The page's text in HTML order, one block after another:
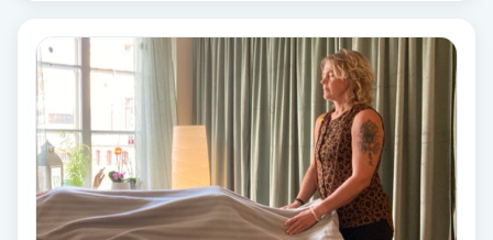
Nagelförlängning
Nagelförlängning akryl
Nagelförlängning gelé